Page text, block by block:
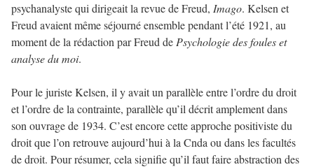
psychanalyste qui dirigeait la revue de Freud, Imago. Kelsen et
Freud avaient même séjourné ensemble pendant l’été 1921, au
moment de la rédaction par Freud de Psychologie des foules et
analyse du moi.
Pour le juriste Kelsen, il y avait un parallèle entre l’ordre du droit
et l’ordre de la contrainte, parallèle qu’il décrit amplement dans
son ouvrage de 1934. C’est encore cette approche positiviste du
droit que l’on retrouve aujourd’hui à la Cnda ou dans les facultés
de droit. Pour résumer, cela signifie qu’il faut faire abstraction des